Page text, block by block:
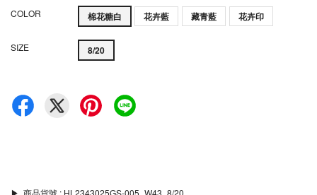
COLOR 棉花糖白 花卉藍 藏青藍 花卉印
SIZE 8/20
▶︎ 商品貨號 : HL2343025GS-005_W43_8/20